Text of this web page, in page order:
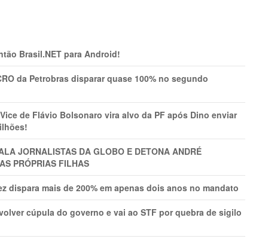
Brasil.NET para Android!
da Petrobras disparar quase 100% no segundo
Vice de Flávio Bolsonaro vira alvo da PF após Dino enviar
JORNALISTAS DA GLOBO E DETONA ANDRÉ
PRÓPRIAS FILHAS
dispara mais de 200% em apenas dois anos no mandato
cúpula do governo e vai ao STF por quebra de sigilo